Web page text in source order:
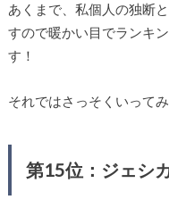
あくまで、私個人の独断
すので暖かい目でランキ
す！
それではさっそくいって
第15位：ジェシ